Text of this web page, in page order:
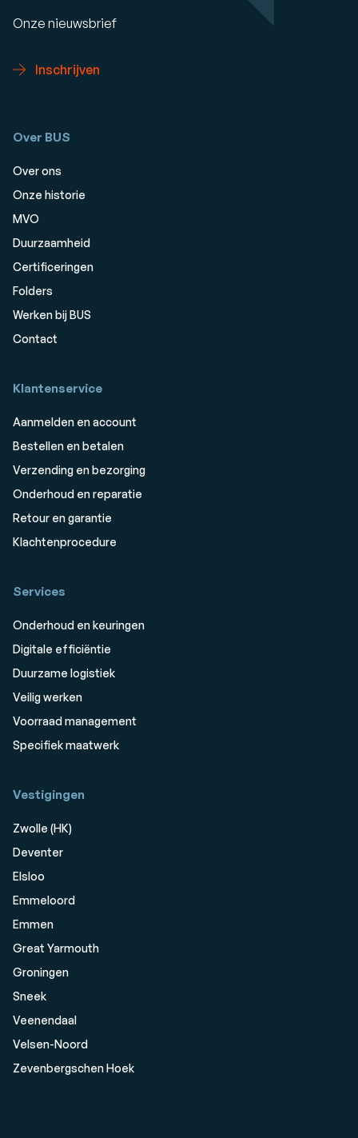
Onze nieuwsbrief
Inschrijven
Over BUS
Over ons
Onze historie
MVO
Duurzaamheid
Certificeringen
Folders
Werken bij BUS
Contact
Klantenservice
Aanmelden en account
Bestellen en betalen
Verzending en bezorging
Onderhoud en reparatie
Retour en garantie
Klachtenprocedure
Services
Onderhoud en keuringen
Digitale efficiëntie
Duurzame logistiek
Veilig werken
Voorraad management
Specifiek maatwerk
Vestigingen
Zwolle (HK)
Deventer
Elsloo
Emmeloord
Emmen
Great Yarmouth
Groningen
Sneek
Veenendaal
Velsen-Noord
Zevenbergschen Hoek